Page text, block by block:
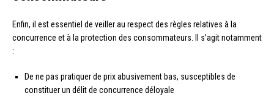
Enfin, il est essentiel de veiller au respect des règles relatives à la
concurrence et à la protection des consommateurs. Il s’agit notamment
:
De ne pas pratiquer de prix abusivement bas, susceptibles de
constituer un délit de concurrence déloyale